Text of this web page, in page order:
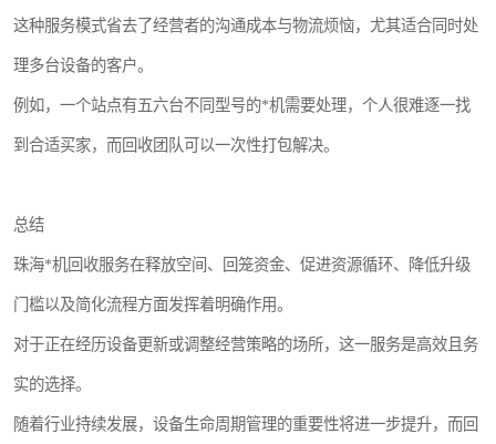
这种服务模式省去了经营者的沟通成本与物流烦恼，尤其适合同时处
理多台设备的客户。
例如，一个站点有五六台不同型号的*机需要处理，个人很难逐一找
到合适买家，而回收团队可以一次性打包解决。
总结
珠海*机回收服务在释放空间、回笼资金、促进资源循环、降低升级
门槛以及简化流程方面发挥着明确作用。
对于正在经历设备更新或调整经营策略的场所，这一服务是高效且务
实的选择。
随着行业持续发展，设备生命周期管理的重要性将进一步提升，而回